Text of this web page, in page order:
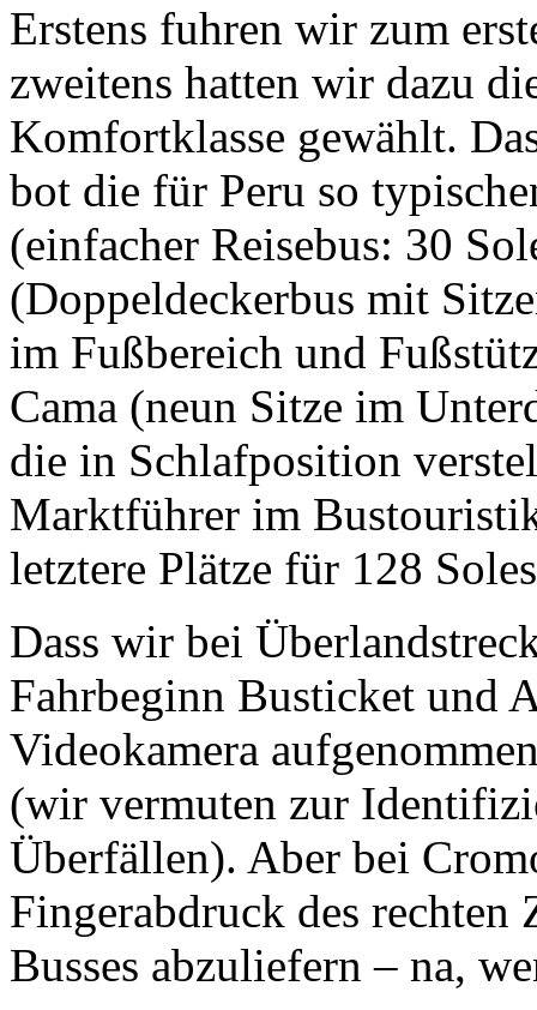
Erstens fuhren wir zum
zweitens hatten wir dazu
Komfortklasse gewählt.
bot die für Peru so
(einfacher Reisebus: 30
(Doppeldeckerbus mit
im Fußbereich und
Cama (neun Sitze im
die in Schlafposition
Marktführer im
letztere Plätze für 128
Dass wir bei
Fahrbeginn Busticket und
Videokamera
(wir vermuten zur
Überfällen). Aber bei
Fingerabdruck des rechten
Busses abzuliefern – na,